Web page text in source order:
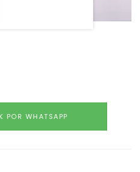
POR WHATSAPP